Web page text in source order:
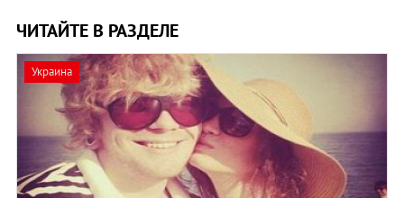
ЧИТАЙТЕ В РАЗДЕЛЕ
Украина